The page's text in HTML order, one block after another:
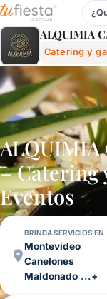
Alquimia Catering
ALQUIMIA
Catering y
ALQUIMIA
– Catering
Eventos
BRINDA SERVICIOS EN
Montevideo
Canelones
Maldonado ...+